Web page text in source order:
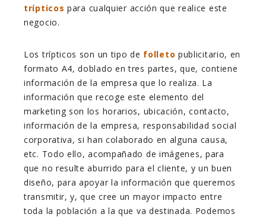
trípticos para cualquier acción que realice este
negocio.
Los trípticos son un tipo de folleto publicitario, en
formato A4, doblado en tres partes, que, contiene
información de la empresa que lo realiza. La
información que recoge este elemento del
marketing son los horarios, ubicación, contacto,
información de la empresa, responsabilidad social
corporativa, si han colaborado en alguna causa,
etc. Todo ello, acompañado de imágenes, para
que no resulte aburrido para el cliente, y un buen
diseño, para apoyar la información que queremos
transmitir, y, que cree un mayor impacto entre
toda la población a la que va destinada. Podemos